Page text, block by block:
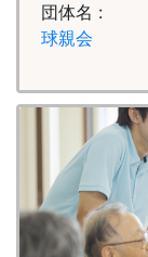
団体名 :
球親会